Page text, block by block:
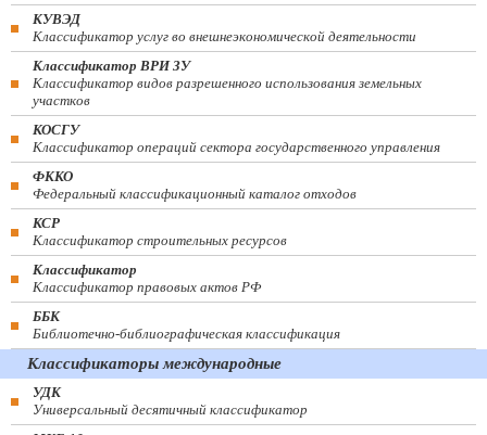
КУВЭД
Классификатор услуг во внешнеэкономической деятельности
Классификатор ВРИ ЗУ
Классификатор видов разрешенного использования земельных
участков
КОСГУ
Классификатор операций сектора государственного управления
ФККО
Федеральный классификационный каталог отходов
КСР
Классификатор строительных ресурсов
Классификатор
Классификатор правовых актов РФ
ББК
Библиотечно-библиографическая классификация
Классификаторы международные
УДК
Универсальный десятичный классификатор